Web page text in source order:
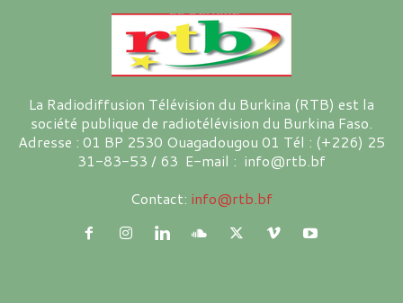
La Radiodiffusion Télévision du Burkina (RTB) est la
société publique de radiotélévision du Burkina Faso.
Adresse : 01 BP 2530 Ouagadougou 01 Tél : (+226) 25
31-83-53 / 63 E-mail : info@rtb.bf
Contact: info@rtb.bf